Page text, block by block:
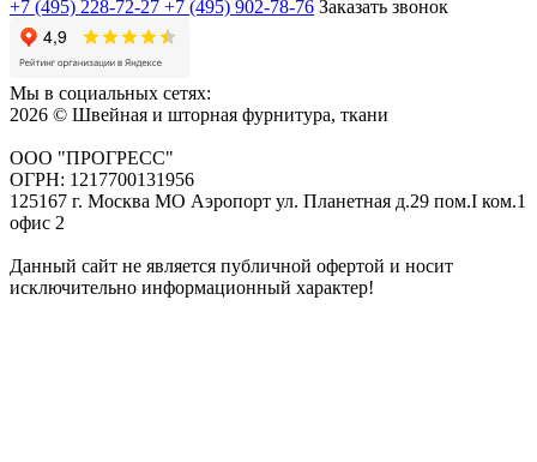
+7 (495) 228-72-27 +7 (495) 902-78-76 Заказать звонок
Мы в социальных сетях:
2026 © Швейная и шторная фурнитура, ткани
ООО "ПРОГРЕСС"
ОГРН: 1217700131956
125167 г. Москва МО Аэропорт ул. Планетная д.29 пом.I ком.1
офис 2
Данный сайт не является публичной офертой и носит
исключительно информационный характер!